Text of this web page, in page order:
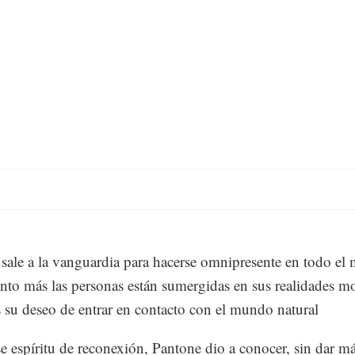
a la vanguardia para hacerse omnipresente en todo el
más las personas están sumergidas en sus realidades
su deseo de entrar en contacto con el mundo natural
espíritu de reconexión, Pantone dio a conocer, sin dar